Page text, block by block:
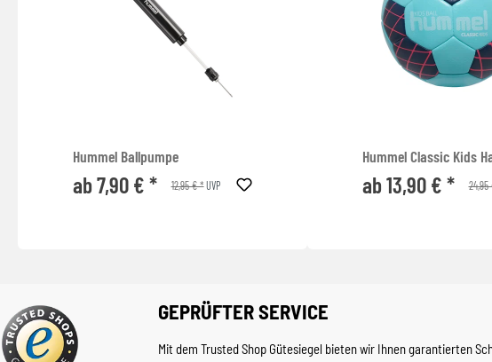
Hummel Ballpumpe
ab 7,90 € * 12,95 € *UVP
Hummel Classic Kids
ab 13,90 € *
GEPRÜFTER SERVICE
Mit dem Trusted Shop Gütesiegel bieten wir Ihnen garantierten